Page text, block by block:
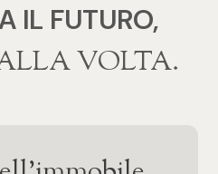
IL FUTURO,
VOLTA.